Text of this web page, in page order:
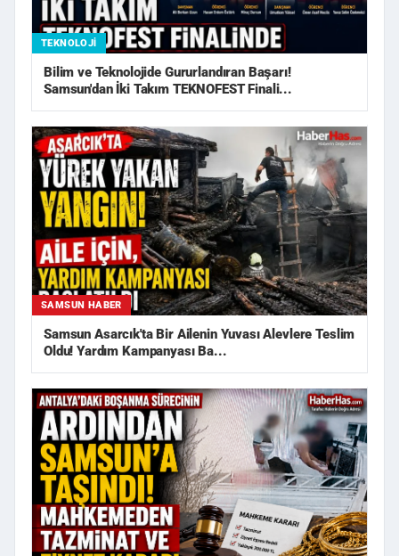
TEKNOLOJI
Bilim ve Teknolojide Gururlandıran Başarı!
Samsun'dan İki Takım TEKNOFEST Finali...
SAMSUN HABER
Samsun Asarcık'ta Bir Ailenin Yuvası Alevlere Teslim
Oldu! Yardım Kampanyası Ba...